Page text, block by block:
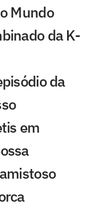
Mundo
da K-
da
em